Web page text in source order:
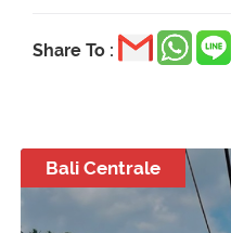
Share To :
Bali Centrale